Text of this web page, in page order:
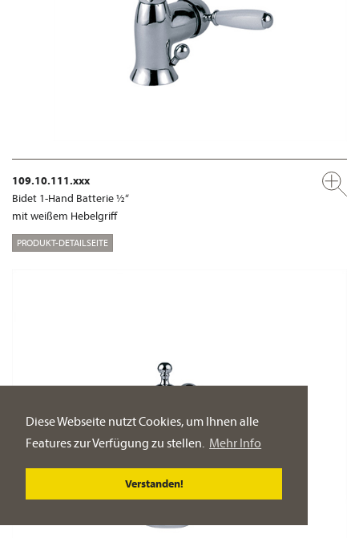
Diese Webseite nutzt Cookies, um Ihnen alle
Features zur Verfügung zu stellen. Mehr Info
Verstanden!
109.10.111.xxx
Bidet 1-Hand Batterie ½“
mit weißem Hebelgriff
PRODUKT-DETAILSEITE